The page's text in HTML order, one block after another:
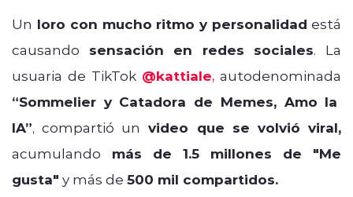
Un loro con mucho ritmo y personalidad está
causando sensación en redes sociales. La
usuaria de TikTok@kattiale, autodenominada
“Sommelier y Catadora de Memes, Amo la
IA”, compartió un video que se volvió viral,
acumulando más de 1.5 millones de "Me
gusta" y más de 500 mil compartidos.